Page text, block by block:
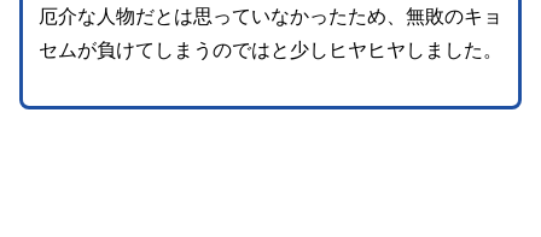
厄介な人物だとは思っていなかったため、無敗のキョ
セムが負けてしまうのではと少しヒヤヒヤしました。